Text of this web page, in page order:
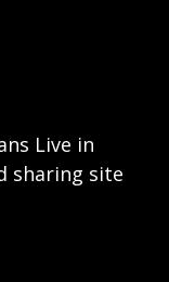
Live in
sharing site